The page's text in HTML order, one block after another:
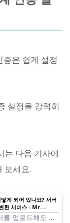
은 쉽게 설정
설정을 강력히
다음 기사에
보세요.
되어 있나요? 서버
환 서비스 - Mr.
업로드해도 안